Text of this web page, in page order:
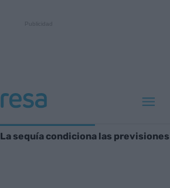
La sequía condiciona las previsiones